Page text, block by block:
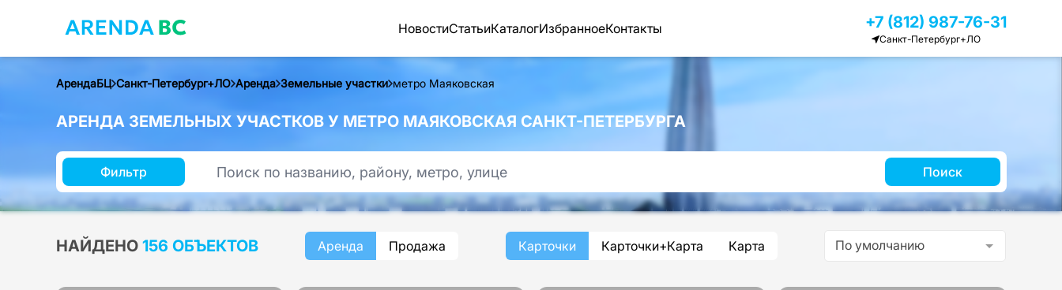
НовостиСтатьиКаталогИзбранноеКонтакты +7 (812) 987-76-31
Санкт-Петербург+ЛО
АрендаБЦ Санкт-Петербург+ЛО Аренда Земельные участки метро Маяковская
АРЕНДА ЗЕМЕЛЬНЫХ УЧАСТКОВ У МЕТРО МАЯКОВСКАЯ САНКТ-ПЕТЕРБУРГА
Фильтр Поиск
НАЙДЕНО 156 ОБЪЕКТОВ Аренда Продажа Карточки Карточки+Карта Карта По умолчанию